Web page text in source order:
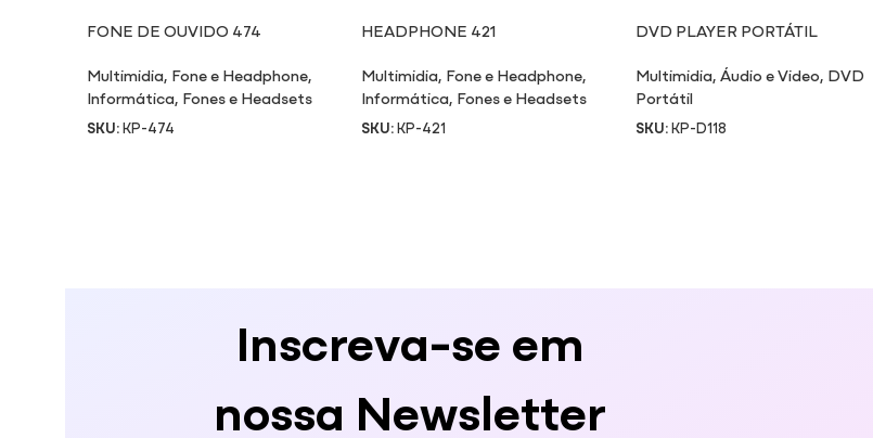
FONE DE OUVIDO 474
Multimidia, Fone e Headphone,
Informática, Fones e Headsets
SKU:KP-474
HEADPHONE 421
Multimidia, Fone e Headphone,
Informática, Fones e Headsets
SKU:KP-421
DVD PLAYER PORTÁTIL
Multimidia,Áudio e Video, DVD
Portátil
SKU:KP-D118
Inscreva-se em
nossa Newsletter